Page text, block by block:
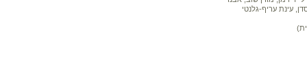
עינת עריף-גלנטי